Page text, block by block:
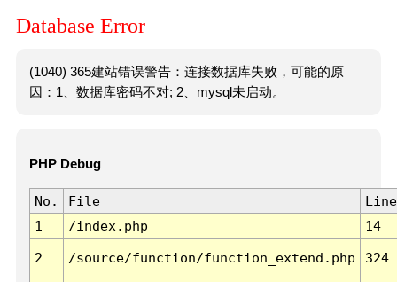
Database Error
(1040) 365建站错误警告：连接数据库失败，可能的原
因：1、数据库密码不对; 2、mysql未启动。
PHP Debug
No. File
Line
1
/index.php 14
2 /source/function/function_extend.php 324